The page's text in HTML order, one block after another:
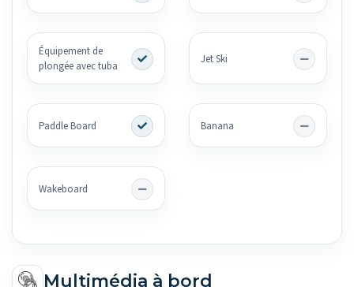
Équipement de
plongée avec tuba
Jet Ski
Paddle Board Banana
Wakeboard
Multimédia à bord